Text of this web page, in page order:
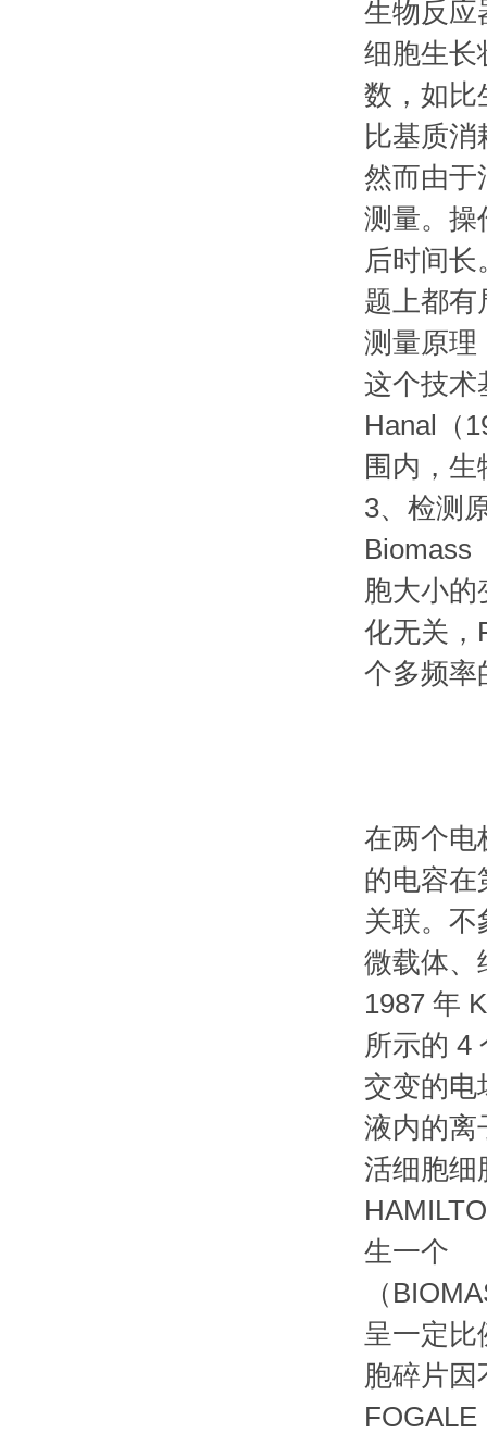
生物反应
细胞生长
数，如比
比基质
然而由于
测量。操
后时间
题上都
测量原
这个技术
Hanal（
围内，
3、检测
Biomass
胞大小的
化无关，
个多频
在两个电
的电容在
关联。不
微载体
1987 年
所示的 4
交变的电
液内的离
活细胞细
生一个
（
呈一定比
胞碎片